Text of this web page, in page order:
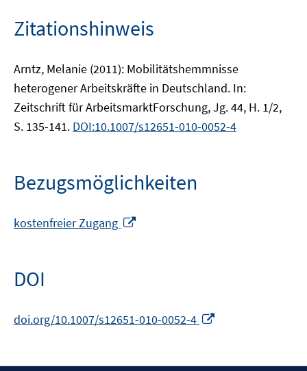
Zitationshinweis
Arntz, Melanie (2011): Mobilitätshemmnisse
heterogener Arbeitskräfte in Deutschland. In:
Zeitschrift für ArbeitsmarktForschung, Jg. 44, H. 1/2,
S. 135-141. DOI:10.1007/s12651-010-0052-4
Bezugsmöglichkeiten
kostenfreier Zugang
DOI
doi.org/10.1007/s12651-010-0052-4
öffnen